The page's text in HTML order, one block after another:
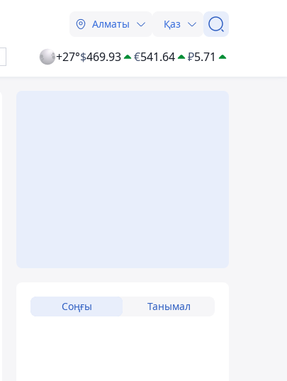
Алматы Қаз
+27°$469.93 €541.64 ₽5.71
Соңғы Танымал